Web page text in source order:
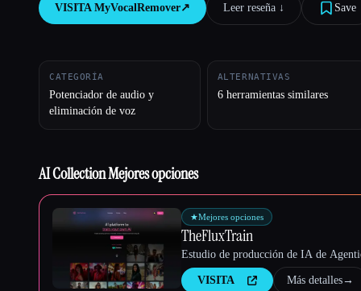
VISITA MyVocalRemover↗︎ Leer reseña ↓︎ Save
CATEGORÍA
Potenciador de audio y
eliminación de voz
ALTERNATIVAS
6 herramientas similares
AI Collection Mejores opciones
★Mejores opciones
TheFluxTrain
Estudio de producción de IA de
VISITA Más detalles→